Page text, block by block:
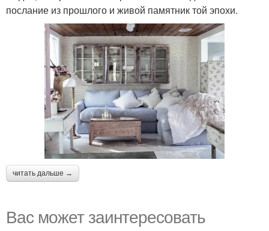
послание из прошлого и живой памятник той эпохи.
читать дальше →
Вас может заинтересовать